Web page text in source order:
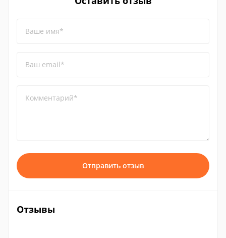
Ваше имя*
Ваш email*
Комментарий*
Отправить отзыв
Отзывы